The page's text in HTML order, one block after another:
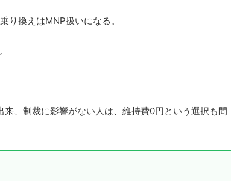
り換えはMNP扱いになる。
、制裁に影響がない人は、維持費0円という選択も間